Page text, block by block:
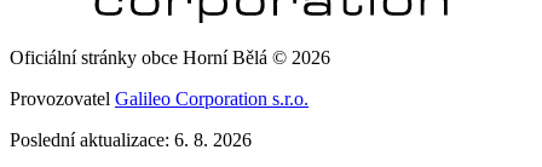
Oficiální stránky obce Horní Bělá © 2026
Provozovatel Galileo Corporation s.r.o.
Poslední aktualizace: 6. 8. 2026